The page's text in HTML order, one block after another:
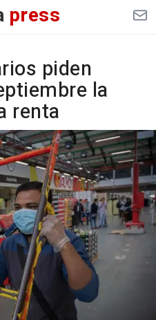
press
piden
la
renta